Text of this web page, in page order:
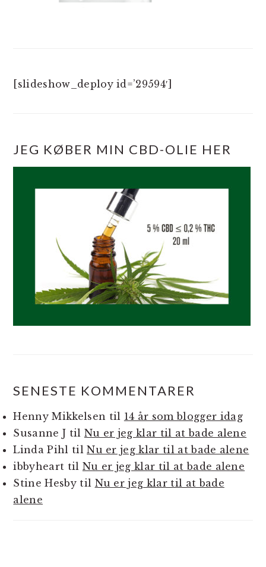
[slideshow_deploy id=’29594′]
JEG KØBER MIN CBD-OLIE HER
SENESTE KOMMENTARER
Henny Mikkelsen til 14 år som blogger idag
Susanne J til Nu er jeg klar til at bade alene
Linda Pihl tilNu er jeg klar til at bade alene
ibbyheart til Nu er jeg klar til at bade alene
Stine Hesbytil Nu er jeg klar til at bade
alene